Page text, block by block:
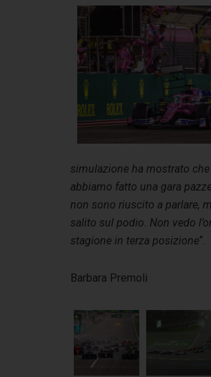
simulazione ha mostrato
abbiamo fatto una gara
non sono riuscito a parlare,
salito sul podio. Non vedo
stagione in terza posizione“.
Barbara Premoli